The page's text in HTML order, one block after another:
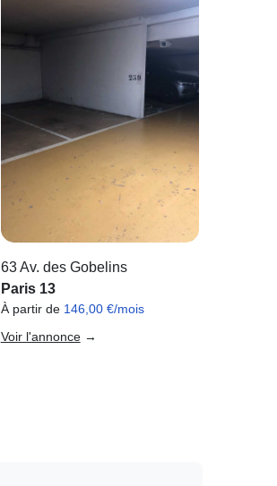
63 Av. des Gobelins
Paris 13
À partir de 146,00 €/mois
Voir l'annonce→